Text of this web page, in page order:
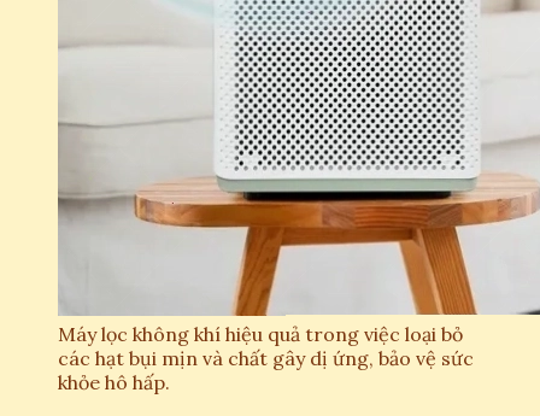
Máy lọc không khí hiệu quả trong việc loại bỏ
các hạt bụi mịn và chất gây dị ứng, bảo vệ sức
khỏe hô hấp.